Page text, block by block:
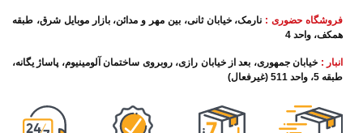
فروشگاه حضوری : نارمک، خیابان ثانی، بین مهر و مدائن، بازار موبایل شرق، طبقه
همکف، واحد 4
انبار : خیابان جمهوری، بعد از خیابان رازی، روبروی ساختمان آلومینیوم، پاساژ یگانه،
طبقه 5، واحد 511 (غیرفعال)